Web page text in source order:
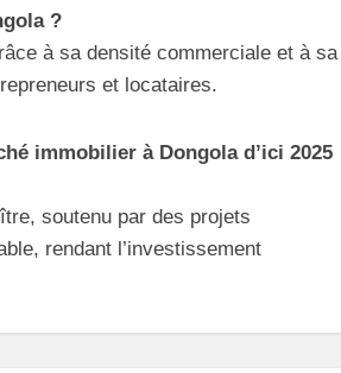
?
à sa densité commerciale et à sa
et locataires.
immobilier à Dongola d’ici 2025
soutenu par des projets
rendant l’investissement